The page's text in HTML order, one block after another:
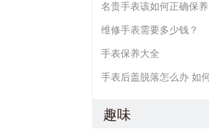
名贵手表该如何正确保养
维修手表需要多少钱？
手表保养大全
趣味